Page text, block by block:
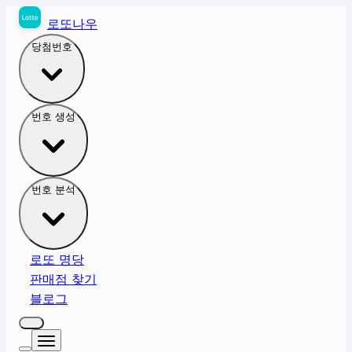
로또나우
당첨번호
번호 생성
번호 분석
로또 명당
판매점 찾기
블로그